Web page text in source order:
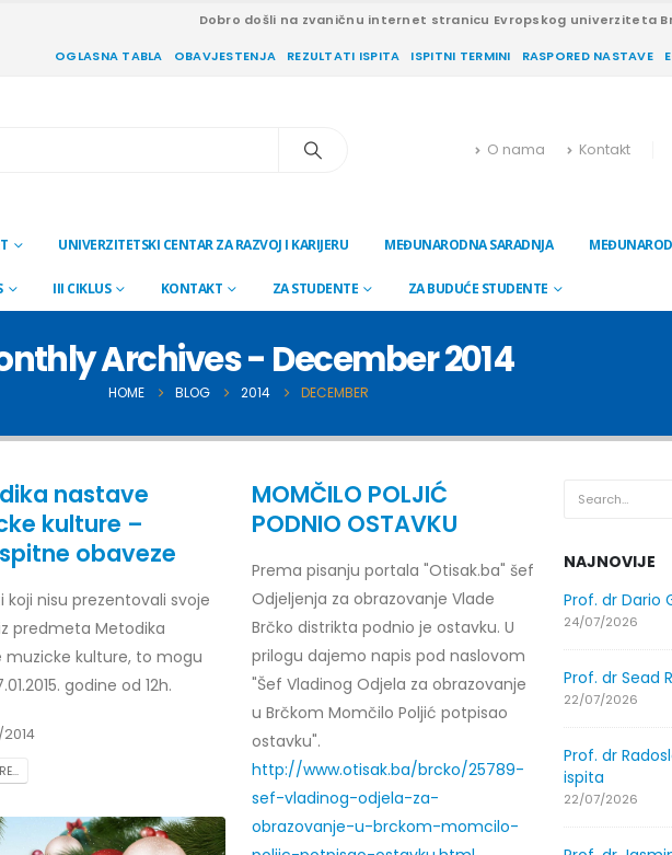
Dobro došli na zvaničnu internet stranicu Evropskog univerziteta
OGLASNA TABLA OBAVJESTENJA REZULTATI ISPITA ISPITNI TERMINI RASPORED NASTAVE
O nama Kontakt
UNIVERZITETSKI CENTAR ZA RAZVOJ I KARIJERU MEĐUNARODNA SARADNJA
III CIKLUS KONTAKT ZA STUDENTE ZA BUDUĆE STUDENTE
Archives - December 2014
HOME BLOG 2014 DECEMBER
nastave
kulture –
obaveze
koji nisu prezentovali svoje
predmeta Metodika
muzicke kulture, to mogu
godine od 12h.
MOMČILO POLJIĆ
PODNIO OSTAVKU
Prema pisanju portala "Otisak.ba" šef
Odjeljenja za obrazovanje Vlade
Brčko distrikta podnio je ostavku. U
prilogu dajemo napis pod naslovom
"Šef Vladinog Odjela za obrazovanje
u Brčkom Momčilo Poljić potpisao
ostavku".
http://www.otisak.ba/brcko/25789-
sef-vladinog-odjela-za-
obrazovanje-u-brckom-momcilo-
NAJNOVIJE
Galić – rezultati ispita
Rešić – rezultati ispita
Obavještenje za javnost 30.07.2026.
godine
Obavještenje za javnost 30.07.2026.
godine
30/07/2026
Prof. dr Srđan Marinković – rezultati
ispita
Prof. dr Dario
24/07/2026
Prof. dr Sead
22/07/2026
Prof. dr
ispita
22/07/2026